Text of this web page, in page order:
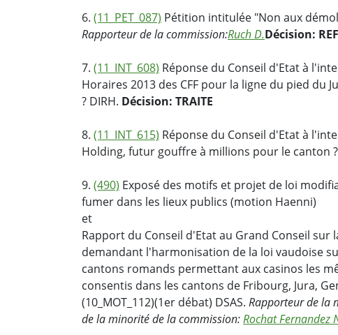
6. (11_PET_087) Pétition intitulée "Non aux
Rapporteur de la commission:Ruch D.Décision: REF
7. (11_INT_608) Réponse du Conseil d'Etat à
Horaires 2013 des CFF pour la ligne du pied
? DIRH. Décision: TRAITE
8. (11_INT_615) Réponse du Conseil d'Etat à
Holding, futur gouffre à millions pour le canton ?
9. (490) Exposé des motifs et projet de loi
fumer dans les lieux publics (motion Haenni)
et
Rapport du Conseil d'Etat au Grand Conseil
demandant l'harmonisation de la loi vaudoise
cantons romands permettant aux casinos les
consentis dans les cantons de Fribourg, Jura,
(10_MOT_112)(1er débat) DSAS. Rapporteur de la
de la minorité de la commission:Rochat Fernandez